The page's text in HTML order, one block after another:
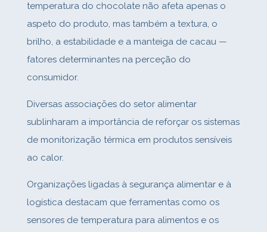
temperatura do chocolate não afeta apenas o
aspeto do produto, mas também a textura, o
brilho, a estabilidade e a manteiga de cacau —
fatores determinantes na perceção do
consumidor.
Diversas associações do setor alimentar
sublinharam a importância de reforçar os sistemas
de monitorização térmica em produtos sensíveis
ao calor.
Organizações ligadas à segurança alimentar e à
logística destacam que ferramentas como os
sensores de temperatura para alimentos e os